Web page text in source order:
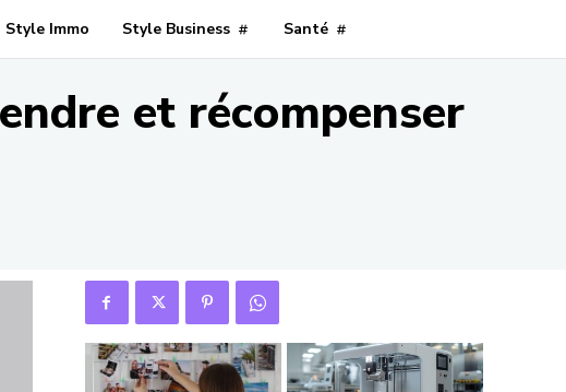
Style Immo Style Business Santé
et récompenser